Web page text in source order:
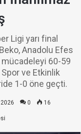
Ligi yarı final
Anadolu Efes
mücadeleyi 60-59
Spor ve Etkinlik
1-0 öne geçti.
0 16